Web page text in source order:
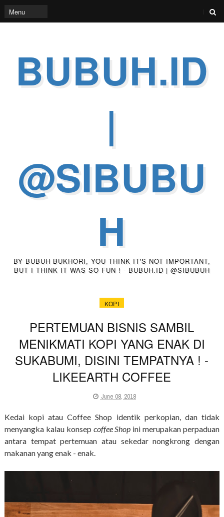
BUBUH.ID
|
@SIBUBU
H
BY BUBUH BUKHORI, YOU THINK IT'S NOT IMPORTANT,
BUT I THINK IT WAS SO FUN ! - BUBUH.ID | @SIBUBUH
KOPI
PERTEMUAN BISNIS SAMBIL
MENIKMATI KOPI YANG ENAK DI
SUKABUMI, DISINI TEMPATNYA ! -
LIKEEARTH COFFEE
June 08, 2018
Kedai kopi atau Coffee Shop identik perkopian, dan tidak
menyangka kalau konsep coffee Shop ini merupakan perpaduan
antara tempat pertemuan atau sekedar nongkrong dengan
makanan yang enak - enak.